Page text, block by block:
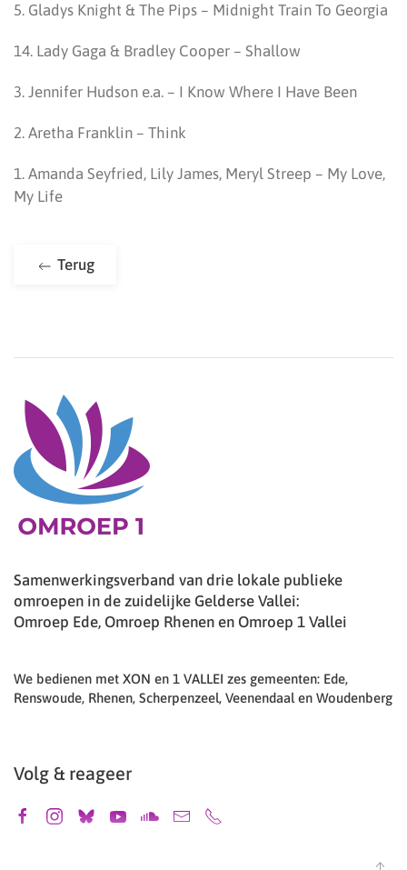
5. Gladys Knight & The Pips – Midnight Train To Georgia
14. Lady Gaga & Bradley Cooper – Shallow
3. Jennifer Hudson e.a. – I Know Where I Have Been
2. Aretha Franklin – Think
1. Amanda Seyfried, Lily James, Meryl Streep – My Love,
My Life
Terug
Samenwerkingsverband van drie lokale publieke
omroepen in de zuidelijke Gelderse Vallei:
Omroep Ede, Omroep Rhenen en Omroep 1 Vallei
We bedienen met XON en 1 VALLEI zes gemeenten: Ede,
Renswoude, Rhenen, Scherpenzeel, Veenendaal en Woudenberg
Volg & reageer